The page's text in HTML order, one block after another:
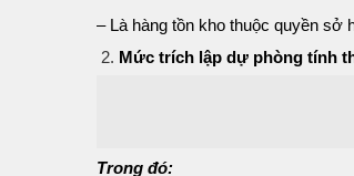
– Là hàng tồn kho thuộc quyền sở
Mức trích lập dự phòng tính
Trong đó: